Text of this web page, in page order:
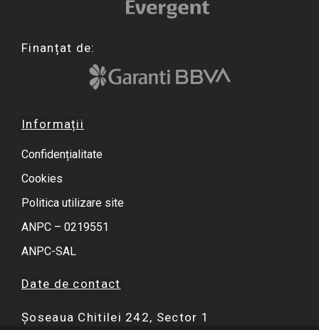
Finanțat de:
Informații
Confidențialitate
Cookies
Politica utilizare site
ANPC – 0219551
ANPC-SAL
Date de contact
Șoseaua Chitilei 242, Sector 1